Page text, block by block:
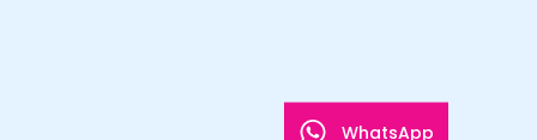
WhatsApp